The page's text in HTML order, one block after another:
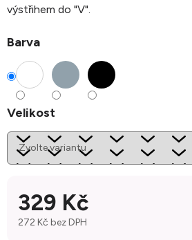
výstřihem do "V".
Barva
Velikost
329 Kč
272 Kč bez DPH